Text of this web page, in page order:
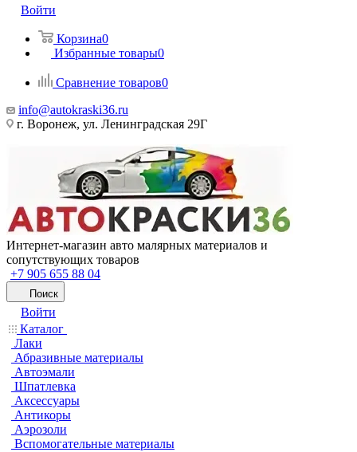
Войти
Корзина0
Избранные товары0
Сравнение товаров0
info@autokraski36.ru
г. Воронеж, ул. Ленинградская 29Г
Интернет-магазин авто малярных материалов и
сопутствующих товаров
+7 905 655 88 04
Поиск
Войти
Каталог
Лаки
Абразивные материалы
Автоэмали
Шпатлевка
Аксессуары
Антикоры
Аэрозоли
Вспомогательные материалы